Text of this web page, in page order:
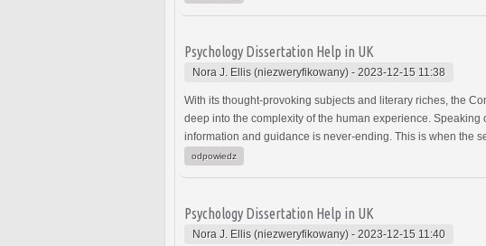
Psychology Dissertation Help in UK
Nora J. Ellis (niezweryfikowany) - 2023-12-15 11:38
With its thought-provoking subjects and literary riches, the
deep into the complexity of the human experience.
information and guidance is never-ending. This is when the
odpowiedz
Psychology Dissertation Help in UK
Nora J. Ellis (niezweryfikowany) - 2023-12-15 11:40